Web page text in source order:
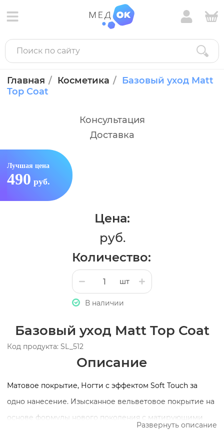
Главная Косметика
Базовый уход Matt
Top Coat
Базовый уход Matt Top Coat
Код продукта: SL_512
Описание
Матовое покрытие, Ногти с эффектом Soft Touch за
одно нанесение. Изысканное вельветовое покрытие на
основе формулы нового поколения с матирующими
Развернуть описание
Лучшая цена
490 руб.
Цена:
руб.
Количество:
шт
В наличии
Консультация
Доставка